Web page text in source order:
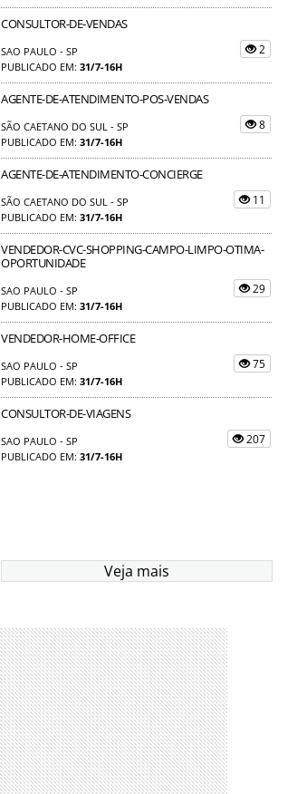
CONSULTOR-DE-VENDAS
SAO PAULO - SP
PUBLICADO EM: 31/7-16H
2
AGENTE-DE-ATENDIMENTO-POS-VENDAS
SÃO CAETANO DO SUL - SP
PUBLICADO EM: 31/7-16H
8
AGENTE-DE-ATENDIMENTO-CONCIERGE
SÃO CAETANO DO SUL - SP
PUBLICADO EM: 31/7-16H
11
VENDEDOR-CVC-SHOPPING-CAMPO-LIMPO-OTIMA-
OPORTUNIDADE
SAO PAULO - SP
PUBLICADO EM: 31/7-16H
29
VENDEDOR-HOME-OFFICE
SAO PAULO - SP
PUBLICADO EM: 31/7-16H
75
CONSULTOR-DE-VIAGENS
SAO PAULO - SP
PUBLICADO EM: 31/7-16H
207
Veja mais